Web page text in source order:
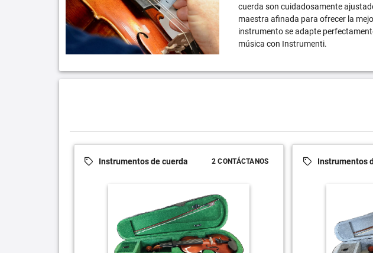
cuerda son cuidadosamente
maestra afinada para ofrecer la
instrumento se adapte
música con Instrumenti.
Instrumentos de cuerda 2 CONTÁCTANOS Instrumentos